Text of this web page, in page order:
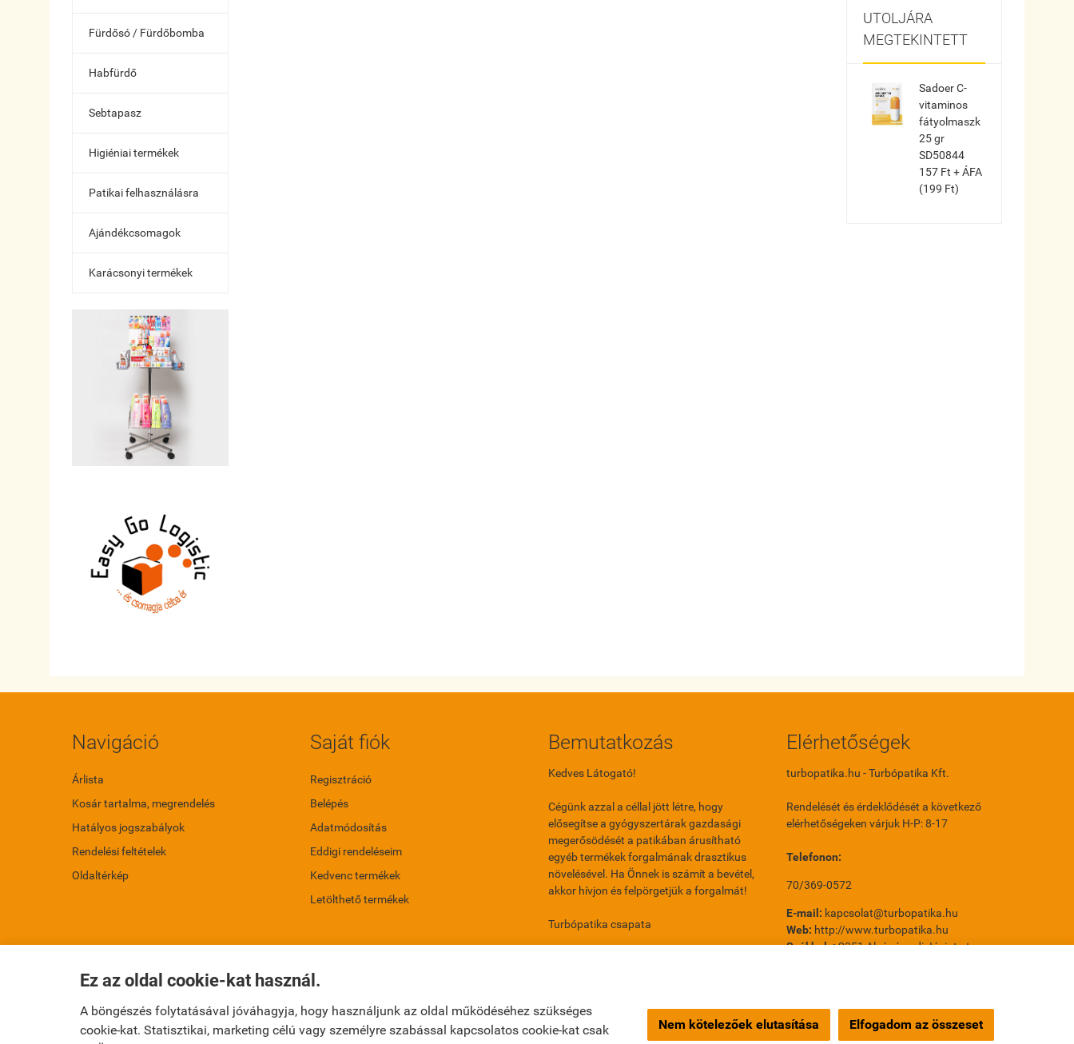
Ez az oldal cookie-kat használ.
A böngészés folytatásával jóváhagyja, hogy használjunk az oldal működéséhez szükséges
cookie-kat. Statisztikai, marketing célú vagy személyre szabással kapcsolatos cookie-kat csak
Nem kötelezőek elutasítása Elfogadom az összeset
Fürdősó / Fürdőbomba
Habfürdő
Sebtapasz
Higiéniai termékek
Patikai felhasználásra
Ajándékcsomagok
Karácsonyi termékek
UTOLJÁRA
MEGTEKINTETT
Sadoer C-
vitaminos
fátyolmaszk
25 gr
SD50844
157 Ft + ÁFA
(199 Ft)
Navigáció
Árlista
Kosár tartalma, megrendelés
Hatályos jogszabályok
Rendelési feltételek
Oldaltérkép
Saját fiók
Regisztráció
Belépés
Adatmódosítás
Eddigi rendeléseim
Kedvenc termékek
Letölthető termékek
Bemutatkozás
Kedves Látogató!
Cégünk azzal a céllal jött létre, hogy
elősegítse a gyógyszertárak gazdasági
megerősödését a patikában árusítható
egyéb termékek forgalmának drasztikus
növelésével. Ha Önnek is számít a bevétel,
akkor hívjon és felpörgetjük a forgalmát!
Turbópatika csapata
Elérhetőségek
turbopatika.hu - Turbópatika Kft.
Rendelését és érdeklődését a következő
elérhetőségeken várjuk H-P: 8-17
Telefonon:
70/369-0572
E-mail: kapcsolat@turbopatika.hu
Web: http://www.turbopatika.hu
Székhely:2351 Alsónémedi Jácint utca